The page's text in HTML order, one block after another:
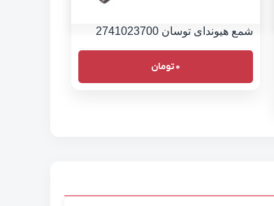
شمع هیوندای توسان 2741023700
0تومان